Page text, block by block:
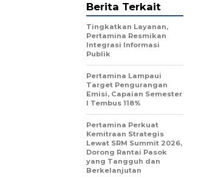
Berita Terkait
Tingkatkan Layanan,
Pertamina Resmikan
Integrasi Informasi
Publik
Pertamina Lampaui
Target Pengurangan
Emisi, Capaian Semester
I Tembus 118%
Pertamina Perkuat
Kemitraan Strategis
Lewat SRM Summit 2026,
Dorong Rantai Pasok
yang Tangguh dan
Berkelanjutan